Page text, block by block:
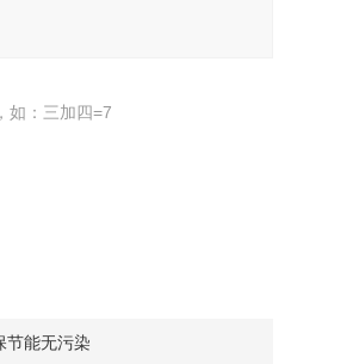
如：三加四=7
节能无污染